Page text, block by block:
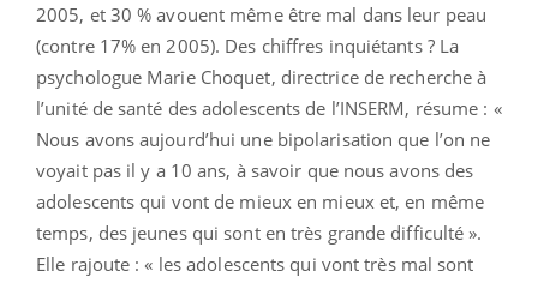
2005, et 30 % avouent même être mal dans leur peau
(contre 17% en 2005). Des chiffres inquiétants ? La
psychologue Marie Choquet, directrice de recherche à
l’unité de santé des adolescents de l’INSERM, résume : «
Nous avons aujourd’hui une bipolarisation que l’on ne
voyait pas il y a 10 ans, à savoir que nous avons des
adolescents qui vont de mieux en mieux et, en même
temps, des jeunes qui sont en très grande difficulté ».
Elle rajoute : « les adolescents qui vont très mal sont